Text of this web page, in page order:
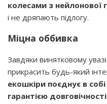
колесами з нейлонової
і не дряпають підлогу.
Міцна оббивка
Завдяки винятковому
прикрасить будь-який
екошкіри поєднує в собі
гарантією